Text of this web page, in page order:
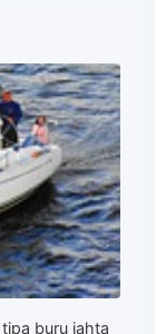
buru jahta